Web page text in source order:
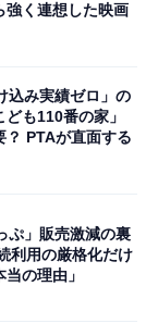
強く連想した映画
込み実績ゼロ」の
も110番の家」
？ PTAが直面する
ぷ」販売激減の裏
利用の厳格化だけ
の理由」